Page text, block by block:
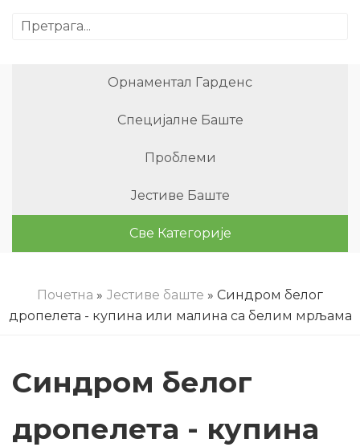
Орнаментал Гарденс
Специјалне Баште
Проблеми
Јестиве Баште
Све Категорије
Почетна » Јестиве баште » Синдром белог
дропелета - купина или малина са белим мрљама
Синдром белог
дропелета - купина